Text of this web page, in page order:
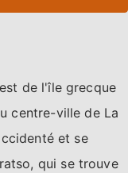
de l'île grecque
centre-ville de La
et se
qui se trouve